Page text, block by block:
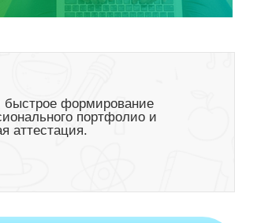
быстрое формирование
портфолио и
аттестация.